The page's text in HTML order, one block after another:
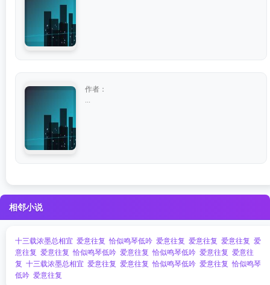
作者：
相邻小说
十三载浓墨总相宜 爱意往复 恰似鸣琴低吟 爱意往复 爱意往复 爱意往复 爱
意往复 爱意往复 恰似鸣琴低吟 爱意往复 恰似鸣琴低吟 爱意往复 爱意往
复 十三载浓墨总相宜 爱意往复 爱意往复 恰似鸣琴低吟 爱意往复 恰似鸣琴
低吟 爱意往复